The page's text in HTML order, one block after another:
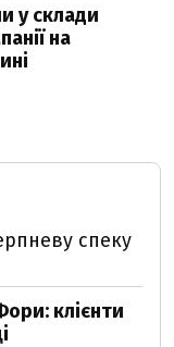
у склади
на
спеку
клієнти